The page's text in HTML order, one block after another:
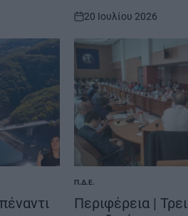
on
20 Ιουλίου 2026
POSTED
IN
Π.Δ.Ε.
Περιφέρεια |